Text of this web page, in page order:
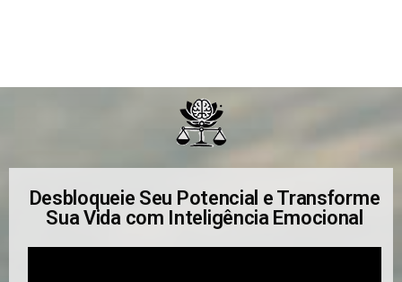
Desbloqueie Seu Potencial e Transforme
Sua Vida com Inteligência Emocional